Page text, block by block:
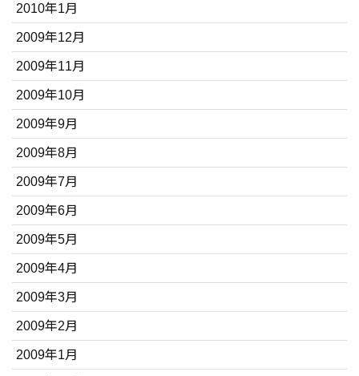
2010年1月
2009年12月
2009年11月
2009年10月
2009年9月
2009年8月
2009年7月
2009年6月
2009年5月
2009年4月
2009年3月
2009年2月
2009年1月